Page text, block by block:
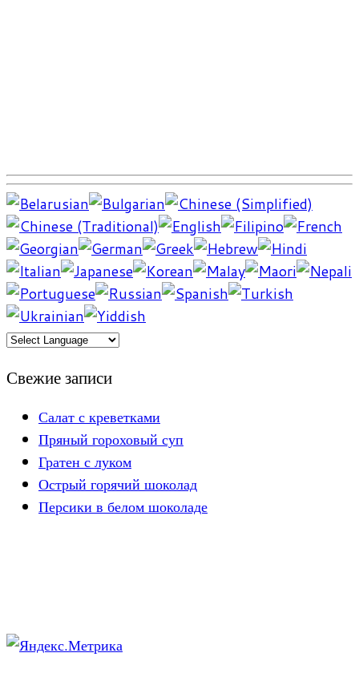
Свежие записи
Салат с креветками
Пряный гороховый суп
Гратен с луком
Острый горячий шоколад
Персики в белом шоколаде